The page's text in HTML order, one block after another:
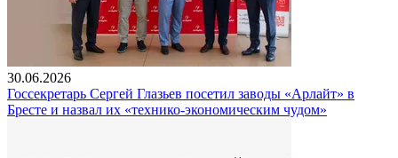
30.06.2026
Госсекретарь Сергей Глазьев посетил заводы «Арлайт» в
Бресте и назвал их «технико-экономическим чудом»